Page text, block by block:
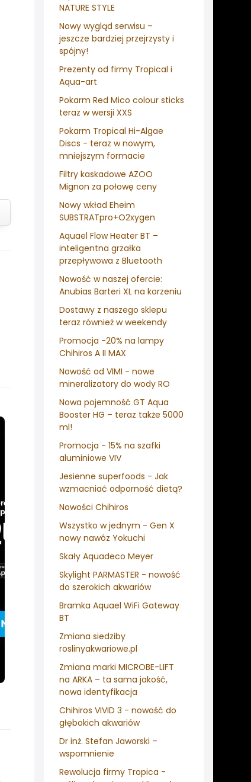
NATURE STYLE
Nowy wygląd serwisu –
jeszcze bardziej przejrzysty i
spójny!
Prezenty od firmy Tropical i
Aqua-art
Pokarm Red Mico colour sticks
teraz w wersji XXS
Pokarm Tropical Hi-Algae
Discs - teraz w nowym,
mniejszym formacie
Filtry kaskadowe AZOO
Mignon za połowę ceny
Nowy wkład Eheim
SUBSTRATpro+O2xygen
Aquael Flow Heater BT –
inteligentna grzałka
przepływowa z Bluetooth
Nowość w naszej ofercie:
Anubias Barteri XL na korzeniu
Dostawy z naszego sklepu
teraz również w weekendy
Promocja -20% na lampy
Chihiros A II MAX
Nowość od VIMI - nowe
mineralizatory do wody RO
Nowa pojemność GT Aqua
Booster HG – teraz także 5000
ml!
Promocja - 15% na szafki
aluminiowe VIV
Jesienne superfoods - Jak
wzmacniać odporność dietą?
Nowości Chihiros
Wszystko w jednym - Gen X
nowy nawóz Yokuchi
Skały Aquadeco Meyer
Skylight PARMASTER - nowość
do szerokich akwariów
Bramka Aquael WiFi Gateway
BT
Zmiana siedziby
roslinyakwariowe.pl
Zmiana marki MICROBE-LIFT
na ARKA – ta sama jakość,
nowa identyfikacja
Chihiros VIVID 3 - nowość do
głębokich akwariów
Dr inż. Stefan Jaworski –
wspomnienie
Rewolucja firmy Tropica -